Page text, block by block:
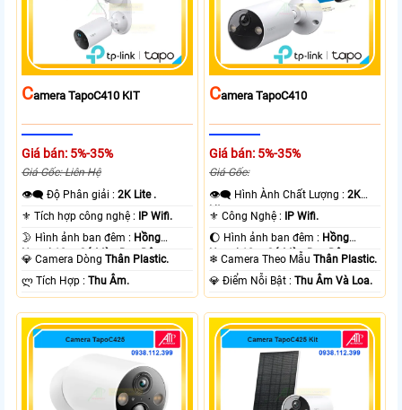
CAmera TapoC410 KIT
Giá bán: 5%-35%
Giá Gốc: Liên Hệ
👁️‍🗨 Độ Phân giải :2K Lite .
⚜️ Tích hợp công nghệ : IP Wifi.
🌛 Hình ảnh ban đêm : Hồng
Ngoại 10m Có Màu Ban Ðêm.
💎 Camera DòngThân Plastic.
️ლ Tích Hợp :Thu Âm.
CAmera TapoC410
Giá bán: 5%-35%
Giá Gốc:
👁️‍🗨 Hình Ành Chất Lượng :2K
Lite .
⚜️ Công Nghệ : IP Wifi.
🌔 Hình ảnh ban đêm : Hồng
Ngoại 10m Có Màu Ban Ðêm.
❄ Camera Theo MẫuThân Plastic.
️💎 Điểm Nỗi Bật :Thu Âm Và Loa.